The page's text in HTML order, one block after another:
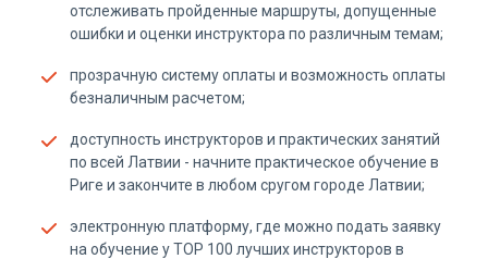
отслеживать пройденные маршруты, допущенные
ошибки и оценки инструктора по различным темам;
прозрачную систему оплаты и возможность оплаты
безналичным расчетом;
доступность инструкторов и практических занятий
по всей Латвии - начните практическое обучение в
Риге и закончите в любом cругом городе Латвии;
электронную платформу, где можно подать заявку
на обучение у ТОР 100 лучших инструкторов в